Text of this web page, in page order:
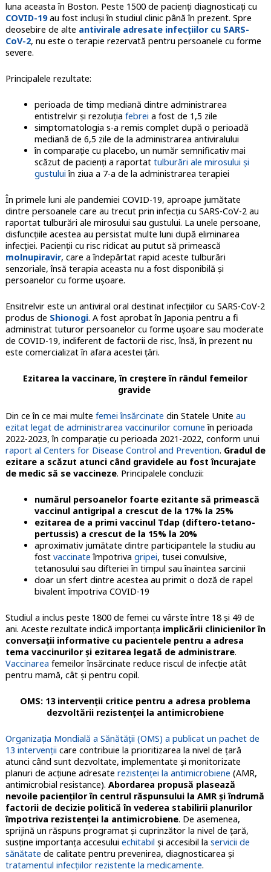
luna aceasta în Boston. Peste 1500 de pacienţi diagnosticaţi cu
COVID-19au fost incluşi în studiul clinic până în prezent. Spre
deosebire de alte antivirale adresate infecţiilor cu SARS-
CoV-2, nu este o terapie rezervată pentru persoanele cu forme
severe.
Principalele rezultate:
perioada de timp mediană dintre administrarea
entistrelvir şi rezoluţia febrei a fost de 1,5 zile
simptomatologia s-a remis complet după o perioadă
mediană de 6,5 zile de la administrarea antiviralului
în comparaţie cu placebo, un număr semnificativ mai
scăzut de pacienţi a raportat tulburări ale mirosului şi
gustului în ziua a 7-a de la administrarea terapiei
În primele luni ale pandemiei COVID-19, aproape jumătate
dintre persoanele care au trecut prin infecţia cu SARS-CoV-2 au
raportat tulburări ale mirosului sau gustului. La unele persoane,
disfuncţiile acestea au persistat multe luni după eliminarea
infecţiei. Pacienţii cu risc ridicat au putut să primească
molnupiravir, care a îndepărtat rapid aceste tulburări
senzoriale, însă terapia aceasta nu a fost disponibilă şi
persoanelor cu forme uşoare.
Ensitrelvir este un antiviral oral destinat infecţiilor cu SARS-CoV-2
produs de Shionogi. A fost aprobat în Japonia pentru a fi
administrat tuturor persoanelor cu forme uşoare sau moderate
de COVID-19, indiferent de factorii de risc, însă, în prezent nu
este comercializat în afara acestei ţări.
Ezitarea la vaccinare, în creştere în rândul femeilor
gravide
Din ce în ce mai multe femei însărcinate din Statele Unite au
ezitat legat de administrarea vaccinurilor comune în perioada
2022-2023, în comparaţie cu perioada 2021-2022, conform unui
raport al Centers for Disease Control and Prevention. Gradul de
ezitare a scăzut atunci când gravidele au fost încurajate
de medic să se vaccineze. Principalele concluzii:
numărul persoanelor foarte ezitante să primească
vaccinul antigripal a crescut de la 17% la 25%
ezitarea de a primi vaccinul Tdap (diftero-tetano-
pertussis) a crescut de la 15% la 20%
aproximativ jumătate dintre participantele la studiu au
fost vaccinate împotriva gripei, tusei convulsive,
tetanosului sau difteriei în timpul sau înaintea sarcinii
doar un sfert dintre acestea au primit o doză de rapel
bivalent împotriva COVID-19
Studiul a inclus peste 1800 de femei cu vârste între 18 şi 49 de
ani. Aceste rezultate indică importanţa implicării clinicienilor în
conversaţii informative cu pacientele pentru a adresa
tema vaccinurilor şi ezitarea legată de administrare.
Vaccinarea femeilor însărcinate reduce riscul de infecţie atât
pentru mamă, cât şi pentru copil.
OMS: 13 intervenţii critice pentru a adresa problema
dezvoltării rezistenţei la antimicrobiene
Organizaţia Mondială a Sănătăţii (OMS) a publicat un pachet de
13 intervenţii care contribuie la prioritizarea la nivel de ţară
atunci când sunt dezvoltate, implementate şi monitorizate
planuri de acţiune adresate rezistenţei la antimicrobiene (AMR,
antimicrobial resistance). Abordarea propusă plasează
nevoile pacienţilor în centrul răspunsului la AMR şi îndrumă
factorii de decizie politică în vederea stabilirii planurilor
împotriva rezistenţei la antimicrobiene. De asemenea,
sprijină un răspuns programat şi cuprinzător la nivel de țară,
susține importanța accesului echitabil și accesibil la servicii de
sănătate de calitate pentru prevenirea, diagnosticarea și
tratamentul infecțiilor rezistente la medicamente.